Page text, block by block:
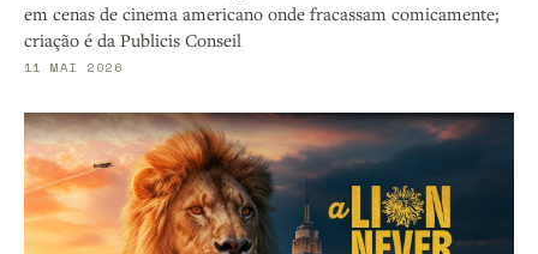
em cenas de cinema americano onde fracassam comicamente;
criação é da Publicis Conseil
11 MAI 2026